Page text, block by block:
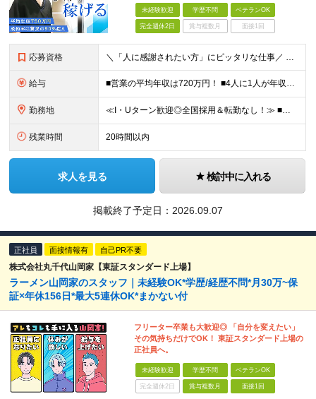
未経験歓迎 学歴不問 ベテランOK
完全週休2日 賞与複数月 面接1回
応募資格 ＼「人に感謝されたい方」にピッタリな仕事／ ★第二新卒歓迎・社会人デビューもOK ◆職種・業種未経験OK ◆学歴不問 ★特別なスキルはいりません メンバーに共通しているのは、「何事にも素直に取り組め
給与 ■営業の平均年収は720万円！ ■4人に1人が年収1000万円超え 月給27万円～100万円+インセンティブ(平均月20～40万円程) ＜インセンティブ制度について＞ 当社では創業以来、頑張ったら
勤務地 ≪I・Uターン歓迎◎全国採用＆転勤なし！≫ ■下記エリアにある病院やクリニックでの勤務となります。 ※ご自宅からクリニックへは直行直帰です ＼★マークのついている店舗で積極採用実施中！／ 【関東エリ
残業時間 20時間以内
求人を見る 検討中に入れる
掲載終了予定日： 2026.09.07
正社員 面接情報有 自己PR不要
株式会社丸千代山岡家【東証スタンダード上場】
ラーメン山岡家のスタッフ｜未経験OK*学歴/経歴不問*月30万~保
証×年休156日*最大5連休OK*まかない付
フリーター卒業も大歓迎◎ 「自分を変えたい」
その気持ちだけでOK！ 東証スタンダード上場の
正社員へ。
未経験歓迎 学歴不問 ベテランOK
完全週休2日 賞与複数月 面接1回